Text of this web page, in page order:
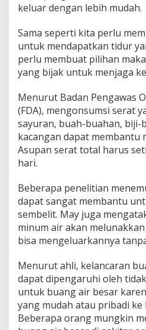
keluar dengan lebih mudah.
Sama seperti kita perlu
untuk mendapatkan tidur
perlu membuat pilihan
yang bijak untuk menjaga
Menurut Badan Pengawas
(FDA), mengonsumsi serat
sayuran, buah-buahan, biji-
kacangan dapat membantu
Asupan serat total harus
hari.
Beberapa penelitian
dapat sangat membantu
sembelit. May juga
minum air akan
bisa mengeluarkannya
Menurut ahli, kelancaran
dapat dipengaruhi oleh
untuk buang air besar
yang mudah atau pribadi ke
Beberapa orang mungkin